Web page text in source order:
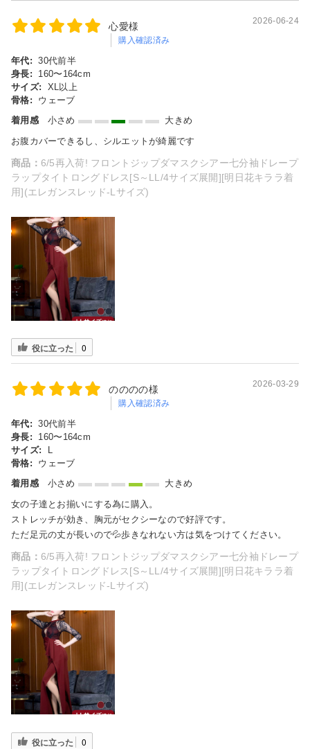
心愛様
購入確認済み
2026-06-24
年代: 30代前半
身長:
160〜164cm
サイズ:
XL以上
骨格:
ウェーブ
着用感
小さめ
大きめ
お腹カバーできるし、シルエットが綺麗です
商品： 6/5再入荷! フロントジップダマスクシアー七分袖ドレープ
ラップタイトロングドレス[S～LL/4サイズ展開][明日花キララ着
用](エレガンスレッド-Lサイズ)
役に立った 0
のののの様
購入確認済み
2026-03-29
年代: 30代前半
身長:
160〜164cm
サイズ:
L
骨格:
ウェーブ
着用感
小さめ
大きめ
女の子達とお揃いにする為に購入。
ストレッチが効き、胸元がセクシーなので好評です。
ただ足元の丈が長いので💦歩きなれない方は気をつけてください。
商品： 6/5再入荷! フロントジップダマスクシアー七分袖ドレープ
ラップタイトロングドレス[S～LL/4サイズ展開][明日花キララ着
用](エレガンスレッド-Lサイズ)
役に立った 0